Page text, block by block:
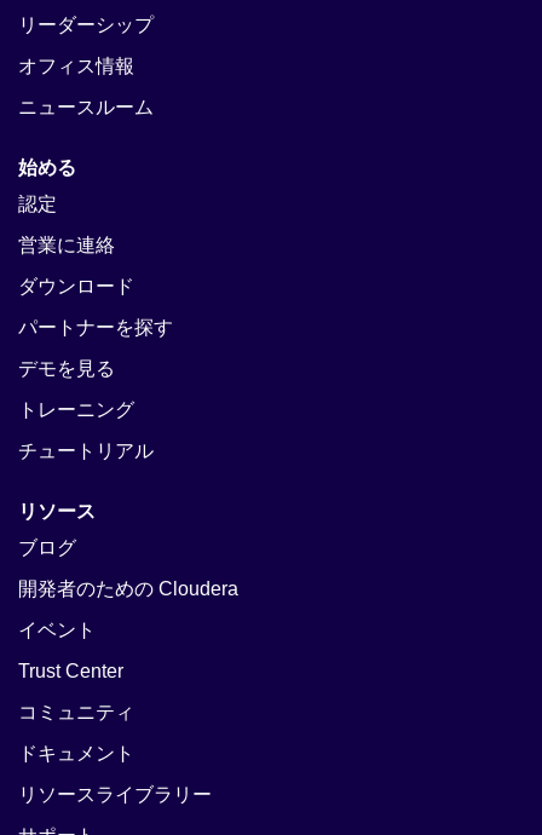
リーダーシップ
オフィス情報
ニュースルーム
始める
認定
営業に連絡
ダウンロード
パートナーを探す
デモを見る
トレーニング
チュートリアル
リソース
ブログ
開発者のための Cloudera
イベント
Trust Center
コミュニティ
ドキュメント
リソースライブラリー